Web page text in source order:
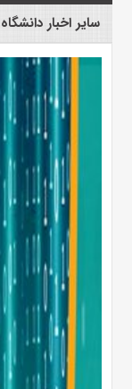
سایر اخبار